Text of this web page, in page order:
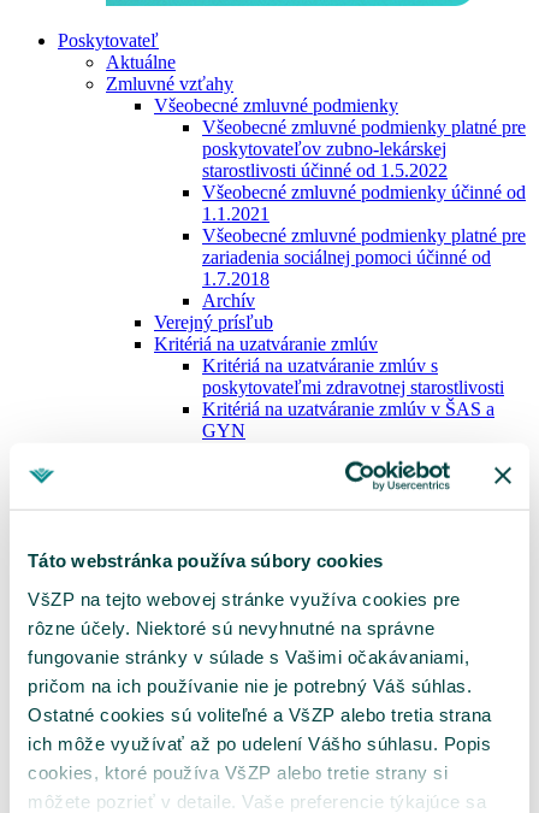
Táto webstránka používa súbory cookies
VšZP na tejto webovej stránke využíva cookies pre
rôzne účely. Niektoré sú nevyhnutné na správne
fungovanie stránky v súlade s Vašimi očakávaniami,
pričom na ich používanie nie je potrebný Váš súhlas.
Ostatné cookies sú voliteľné a VšZP alebo tretia strana
ich môže využívať až po udelení Vášho súhlasu. Popis
cookies, ktoré používa VšZP alebo tretie strany si
môžete pozrieť v detaile. Vaše preferencie týkajúce sa
Poskytovateľ
Aktuálne
Zmluvné vzťahy
Všeobecné zmluvné podmienky
Všeobecné zmluvné podmienky platné pre
poskytovateľov zubno-lekárskej
starostlivosti účinné od 1.5.2022
Všeobecné zmluvné podmienky účinné od
1.1.2021
Všeobecné zmluvné podmienky platné pre
zariadenia sociálnej pomoci účinné od
1.7.2018
Archív
Verejný prísľub
Kritériá na uzatváranie zmlúv
Kritériá na uzatváranie zmlúv s
poskytovateľmi zdravotnej starostlivosti
Kritériá na uzatváranie zmlúv v ŠAS a
GYN
Kritériá na uzatváranie zmlúv v ÚZS
Kritériá na uzatváranie zmlúv s ADOS
Kritériá na uzatváranie zmlúv s DZS
Kritériá na uzatváranie zmlúv so ZSP
poskytovateľmi nových MR pracovísk
Kritériá na uzatváranie zmlúv s
poskytovateľmi nových CT pracovísk
Hodnotiace parametre
Metodika k hodnotiacim parametrom pre
VLD, VLDD, GYN a ŠAS
Metodika k hodnotiacim parametrom pre
ADOS
Metodika k hodnotiacim parametrom pre
DIAL